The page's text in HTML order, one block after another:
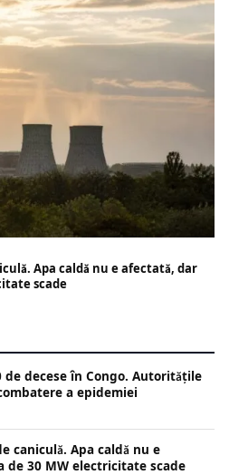
Apa caldă nu e afectată, dar
scade
de decese în Congo. Autoritățile
a epidemiei
caniculă. Apa caldă nu e
de 30 MW electricitate scade